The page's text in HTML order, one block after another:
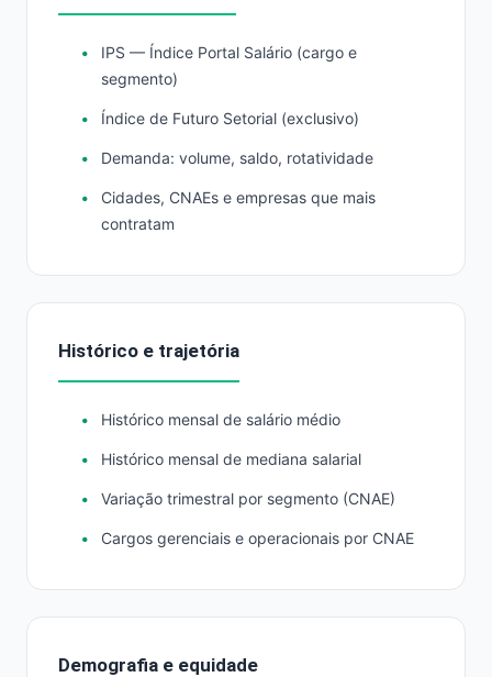
IPS — Índice Portal Salário (cargo e
segmento)
Índice de Futuro Setorial (exclusivo)
Demanda: volume, saldo, rotatividade
Cidades, CNAEs e empresas que mais
contratam
Histórico e trajetória
Histórico mensal de salário médio
Histórico mensal de mediana salarial
Variação trimestral por segmento (CNAE)
Cargos gerenciais e operacionais por CNAE
Demografia e equidade